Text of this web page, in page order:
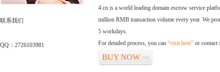
联系我们
QQ：2726103981
4.cn is a world leading domain escrow service
million RMB transaction volume every year. We
5 workdays.
For detailed process, you can “visit here” or contact
BUY NOW >>